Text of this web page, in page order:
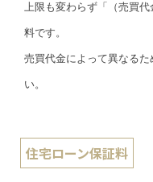
上限も変わらず「（売買
料です。
売買代金によって異なる
い。
住宅ローン保証料